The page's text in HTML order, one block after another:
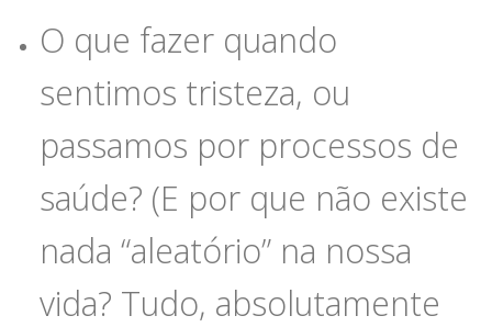
O que fazer quando
sentimos tristeza, ou
passamos por processos de
saúde? (E por que não existe
nada “aleatório” na nossa
vida? Tudo, absolutamente